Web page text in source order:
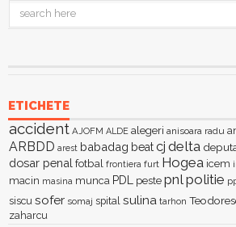
ETICHETE
accident AJOFM ALDE alegeri anisoara radu
ARBDD arest babadag beatcj delta
dosar penal fotbal frontiera furt Hogea icem
macin masina munca PDL peste pnl politie
siscu sofer somaj spital sulina tarhon
zaharcu